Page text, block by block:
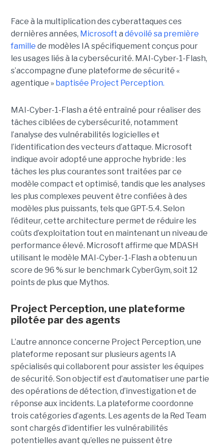
Face à la multiplication des cyberattaques ces
dernières années, Microsoft a dévoilé sa première
famille de modèles IA spécifiquement conçus pour
les usages liés à la cybersécurité. MAI-Cyber-1-Flash,
s’accompagne d’une plateforme de sécurité «
agentique » baptisée Project Perception.
MAI-Cyber-1-Flash a été entraîné pour réaliser des
tâches ciblées de cybersécurité, notamment
l’analyse des vulnérabilités logicielles et
l’identification des vecteurs d’attaque. Microsoft
indique avoir adopté une approche hybride : les
tâches les plus courantes sont traitées par ce
modèle compact et optimisé, tandis que les analyses
les plus complexes peuvent être confiées à des
modèles plus puissants, tels que GPT-5.4. Selon
l’éditeur, cette architecture permet de réduire les
coûts d’exploitation tout en maintenant un niveau de
performance élevé. Microsoft affirme que MDASH
utilisant le modèle MAI-Cyber-1-Flash a obtenu un
score de 96 % sur le benchmark CyberGym, soit 12
points de plus que Mythos.
Project Perception, une plateforme
pilotée par des agents
L’autre annonce concerne Project Perception, une
plateforme reposant sur plusieurs agents IA
spécialisés qui collaborent pour assister les équipes
de sécurité. Son objectif est d’automatiser une partie
des opérations de détection, d’investigation et de
réponse aux incidents. La plateforme coordonne
trois catégories d’agents. Les agents de la Red Team
sont chargés d’identifier les vulnérabilités
potentielles avant qu’elles ne puissent être